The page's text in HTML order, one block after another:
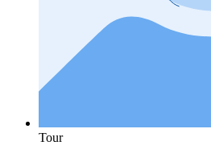
Tour